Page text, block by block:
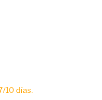
10 días.